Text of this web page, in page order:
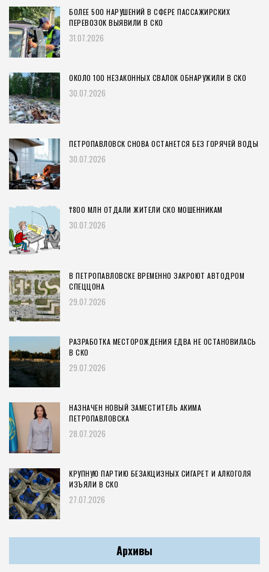
БОЛЕЕ 500 НАРУШЕНИЙ В СФЕРЕ ПАССАЖИРСКИХ
ПЕРЕВОЗОК ВЫЯВИЛИ В СКО
31.07.2026
ОКОЛО 100 НЕЗАКОННЫХ СВАЛОК ОБНАРУЖИЛИ В СКО
30.07.2026
ПЕТРОПАВЛОВСК СНОВА ОСТАНЕТСЯ БЕЗ ГОРЯЧЕЙ ВОДЫ
30.07.2026
₸800 МЛН ОТДАЛИ ЖИТЕЛИ СКО МОШЕННИКАМ
30.07.2026
В ПЕТРОПАВЛОВСКЕ ВРЕМЕННО ЗАКРОЮТ АВТОДРОМ
СПЕЦЦОНА
29.07.2026
РАЗРАБОТКА МЕСТОРОЖДЕНИЯ ЕДВА НЕ ОСТАНОВИЛАСЬ
В СКО
29.07.2026
НАЗНАЧЕН НОВЫЙ ЗАМЕСТИТЕЛЬ АКИМА
ПЕТРОПАВЛОВСКА
28.07.2026
КРУПНУЮ ПАРТИЮ БЕЗАКЦИЗНЫХ СИГАРЕТ И АЛКОГОЛЯ
ИЗЪЯЛИ В СКО
27.07.2026
Архивы